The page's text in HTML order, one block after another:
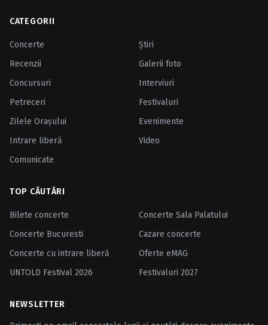
CATEGORII
Concerte
Ştiri
Recenzii
Galerii foto
Concursuri
Interviuri
Petreceri
Festivaluri
Zilele Oraşului
Evenimente
Intrare liberă
Video
Comunicate
TOP CĂUTĂRI
Bilete concerte
Concerte Sala Palatului
Concerte Bucuresti
Cazare concerte
Concerte cu intrare liberă
Oferte eMAG
UNTOLD Festival 2026
Festivaluri 2027
NEWSLETTER